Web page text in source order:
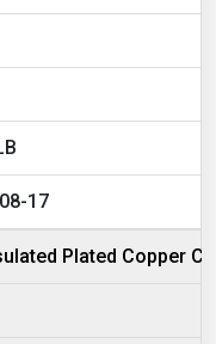
17
Plated Copper